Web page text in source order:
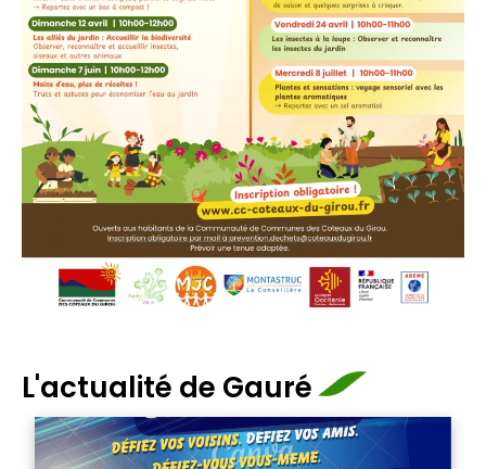
L'actualité de Gauré